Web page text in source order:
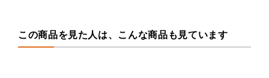
この商品を見た人は、こんな商品も見ています